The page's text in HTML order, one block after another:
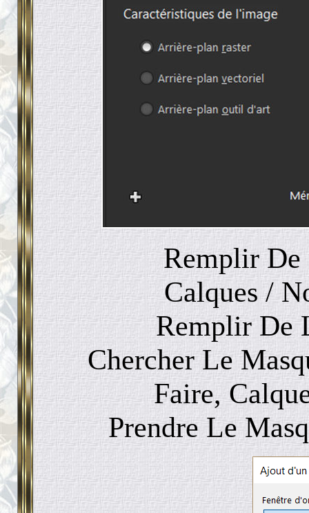
Remplir De
Calques /
Remplir De
Chercher Le
Faire,
Prendre Le